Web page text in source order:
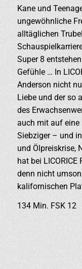
Kane und
ungewöhnliche
alltäglichen
Super 8
Gefühle … In
Anderson nicht
Liebe und der so
des
auch mit auf eine
Siebziger – und
und Ölpreiskrise,
hat bei LICORICE
denn nicht
kalifornischen
134 Min. FSK 12